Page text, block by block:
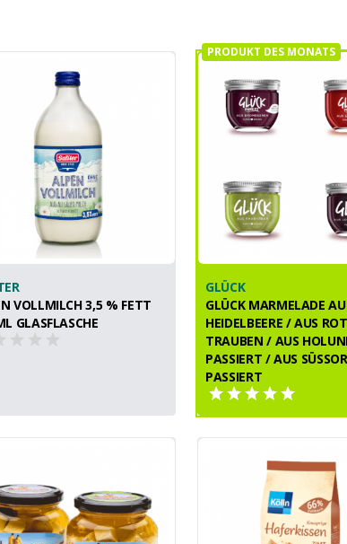
VOLLMILCH 3,5 % FETT
GLASFLASCHE
GLÜCK
GLÜCK MARMELADE
HEIDELBEERE / AUS
TRAUBEN / AUS
PASSIERT / AUS
ASSIERT
PRODUKT DES MONATS